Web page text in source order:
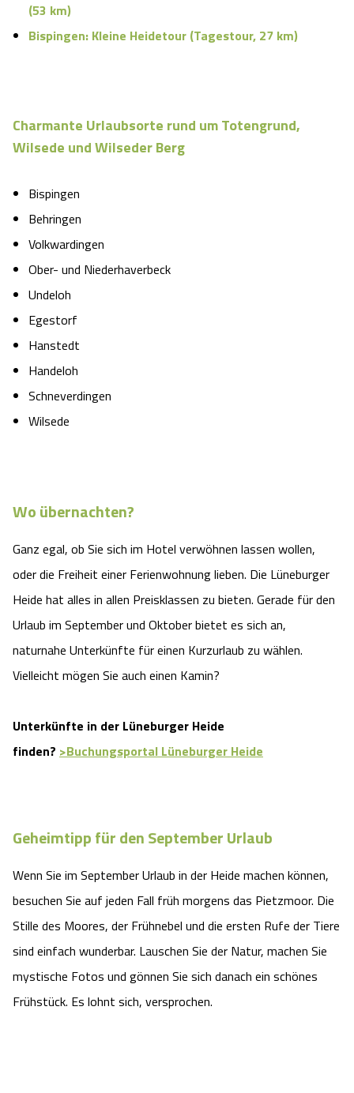
(53 km)
Bispingen: Kleine Heidetour (Tagestour, 27 km)
Charmante Urlaubsorte rund um Totengrund,
Wilsede und Wilseder Berg
Bispingen
Behringen
Volkwardingen
Ober- und Niederhaverbeck
Undeloh
Egestorf
Hanstedt
Handeloh
Schneverdingen
Wilsede
Wo übernachten?
Ganz egal, ob Sie sich im Hotel verwöhnen lassen wollen,
oder die Freiheit einer Ferienwohnung lieben. Die Lüneburger
Heide hat alles in allen Preisklassen zu bieten. Gerade für den
Urlaub im September und Oktober bietet es sich an,
naturnahe Unterkünfte für einen Kurzurlaub zu wählen.
Vielleicht mögen Sie auch einen Kamin?
Unterkünfte in der Lüneburger Heide
finden? >Buchungsportal Lüneburger Heide
Geheimtipp für den September Urlaub
Wenn Sie im September Urlaub in der Heide machen können,
besuchen Sie auf jeden Fall früh morgens das Pietzmoor. Die
Stille des Moores, der Frühnebel und die ersten Rufe der Tiere
sind einfach wunderbar. Lauschen Sie der Natur, machen Sie
mystische Fotos und gönnen Sie sich danach ein schönes
Frühstück. Es lohnt sich, versprochen.